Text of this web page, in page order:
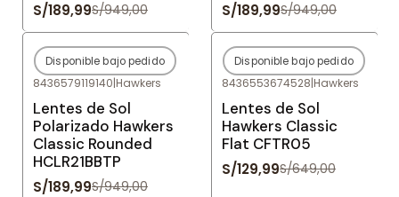
S/189,99S/949,00 S/189,99S/949,00
-80%OFF
Agotado
Disponible bajo pedido
8436579119140|Hawkers
Lentes de Sol
Polarizado Hawkers
Classic Rounded
HCLR21BBTP
S/189,99S/949,00
-80%OFF
Agotado
Disponible bajo pedido
8436553674528|Hawkers
Lentes de Sol
Hawkers Classic
Flat CFTR05
S/129,99S/649,00